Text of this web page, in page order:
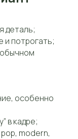
деталь;
и потрогать;
обычном
особенно
в кадре;
modern,